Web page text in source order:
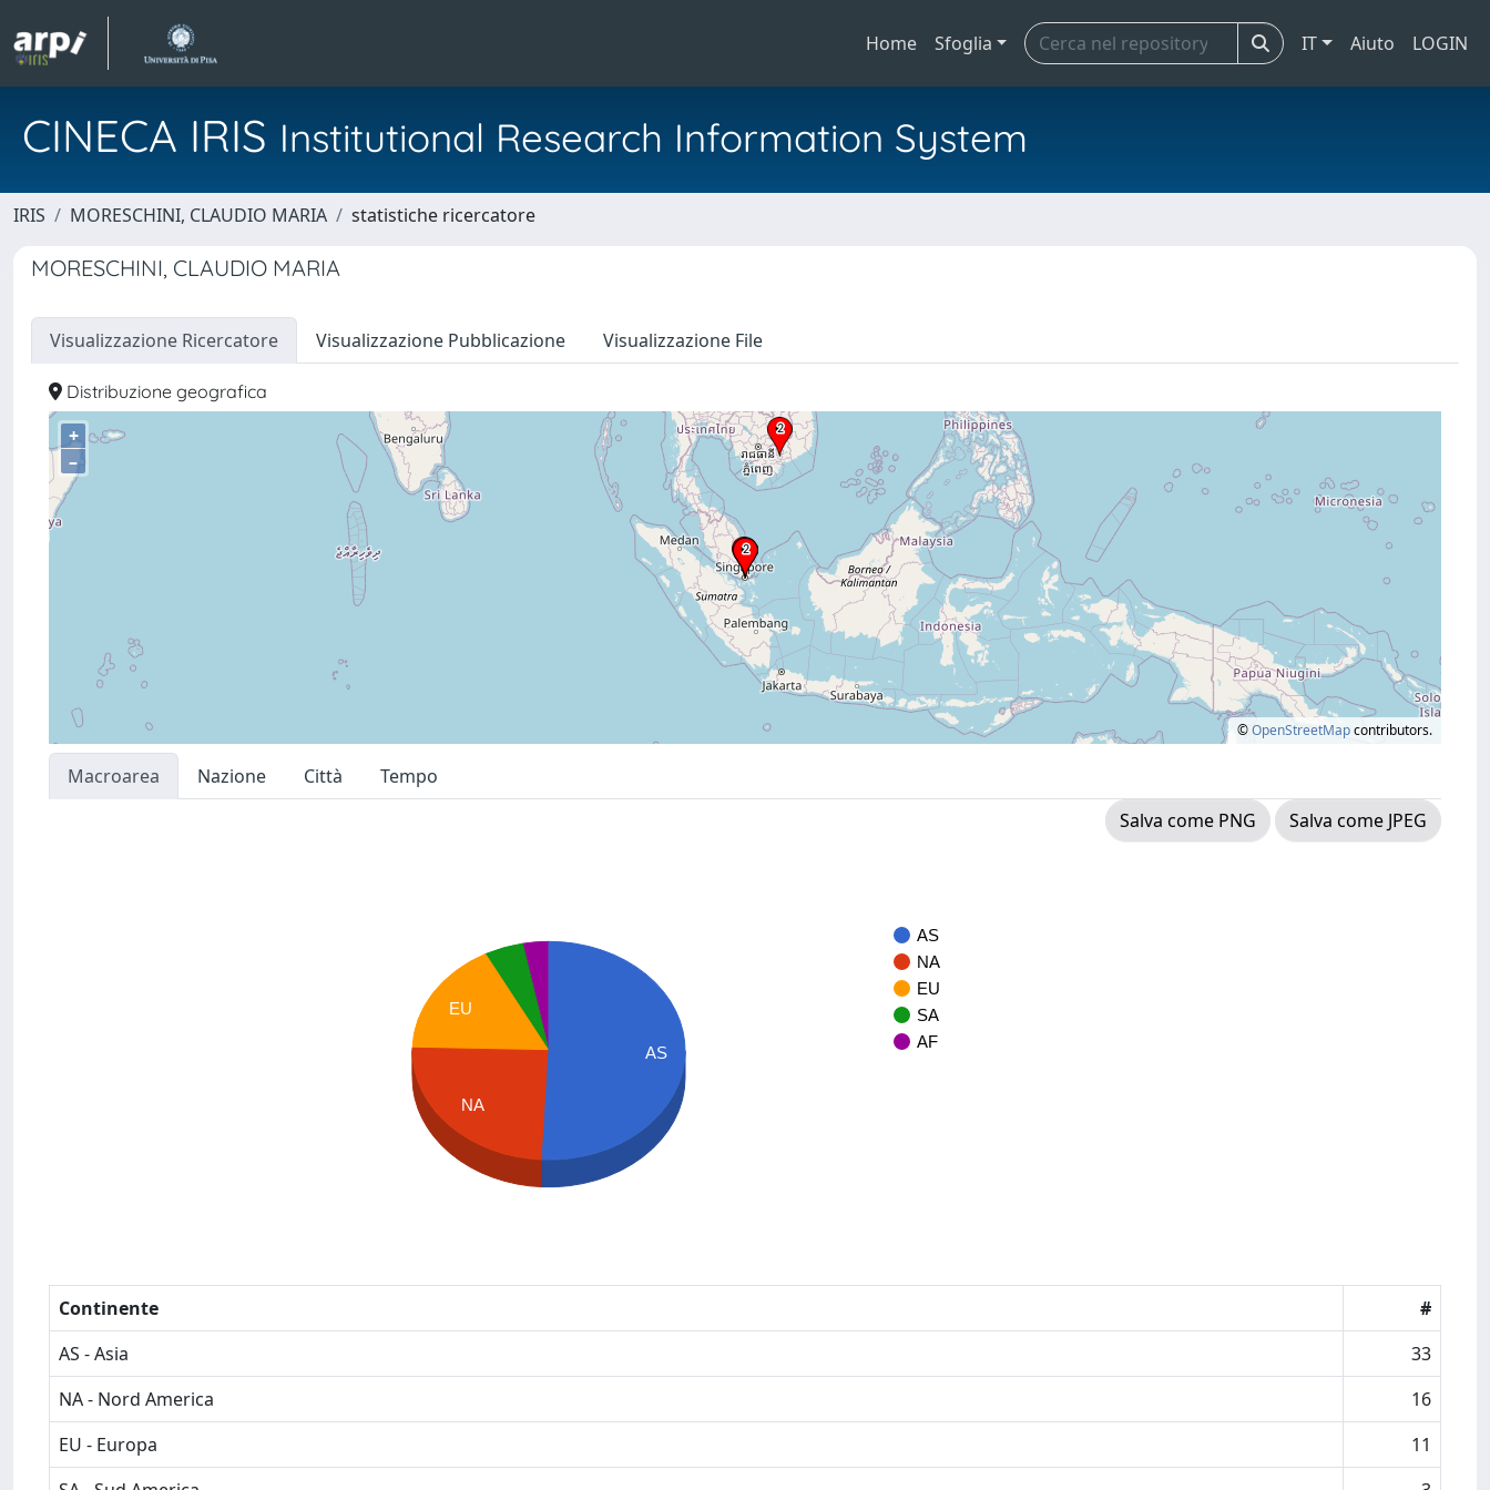
Home Sfoglia IT Aiuto LOGIN
CINECA IRIS Institutional Research Information System
IRIS MORESCHINI, CLAUDIO MARIA statistiche ricercatore
MORESCHINI, CLAUDIO MARIA
Visualizzazione Ricercatore Visualizzazione Pubblicazione Visualizzazione File
Distribuzione geografica
+
–
©OpenStreetMapcontributors.
Macroarea Nazione Città
Tempo
Salva come PNG
Salva come JPEG
AS
NA
EU
SA
AF
EU
NA
AS
Continente
#
AS - Asia
33
NA - Nord America
16
EU - Europa
11